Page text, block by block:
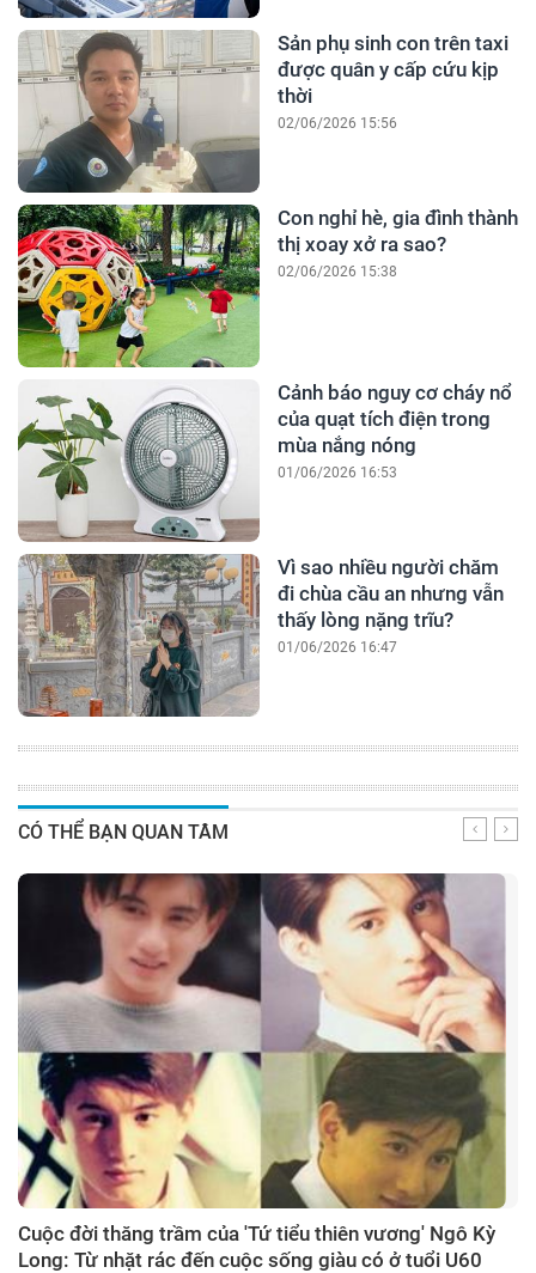
Sản phụ sinh con trên taxi
được quân y cấp cứu kịp
thời
02/06/2026 15:56
Con nghỉ hè, gia đình thành
thị xoay xở ra sao?
02/06/2026 15:38
Cảnh báo nguy cơ cháy nổ
của quạt tích điện trong
mùa nắng nóng
01/06/2026 16:53
Vì sao nhiều người chăm
đi chùa cầu an nhưng vẫn
thấy lòng nặng trĩu?
01/06/2026 16:47
CÓ THỂ BẠN QUAN TÂM
Cuộc đời thăng trầm của 'Tứ tiểu thiên vương' Ngô Kỳ
Long: Từ nhặt rác đến cuộc sống giàu có ở tuổi U60